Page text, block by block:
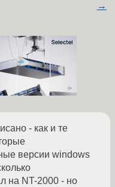
→
- как и те
версии windows
на NT-2000 - но